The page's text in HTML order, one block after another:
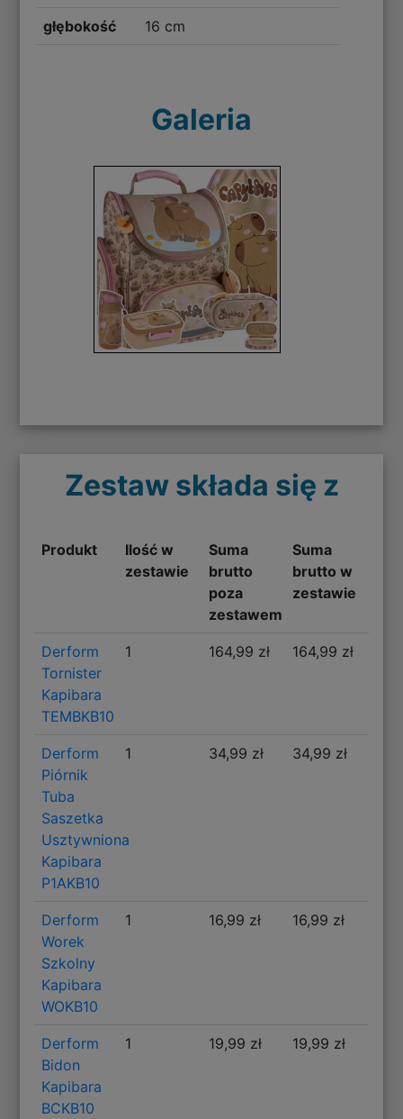
głębokość 16 cm
Galeria
Zestaw składa się z
Produkt
Ilość w
zestawie
Suma
brutto
poza
zestawem
Suma
brutto w
zestawie
Derform
Tornister
Kapibara
TEMBKB10
1 164,99 zł 164,99 zł
Derform
Piórnik
Tuba
Saszetka
Usztywniona
Kapibara
P1AKB10
1 34,99 zł 34,99 zł
Derform
Worek
Szkolny
Kapibara
WOKB10
1 16,99 zł 16,99 zł
Derform
Bidon
Kapibara
BCKB10
1 19,99 zł 19,99 zł